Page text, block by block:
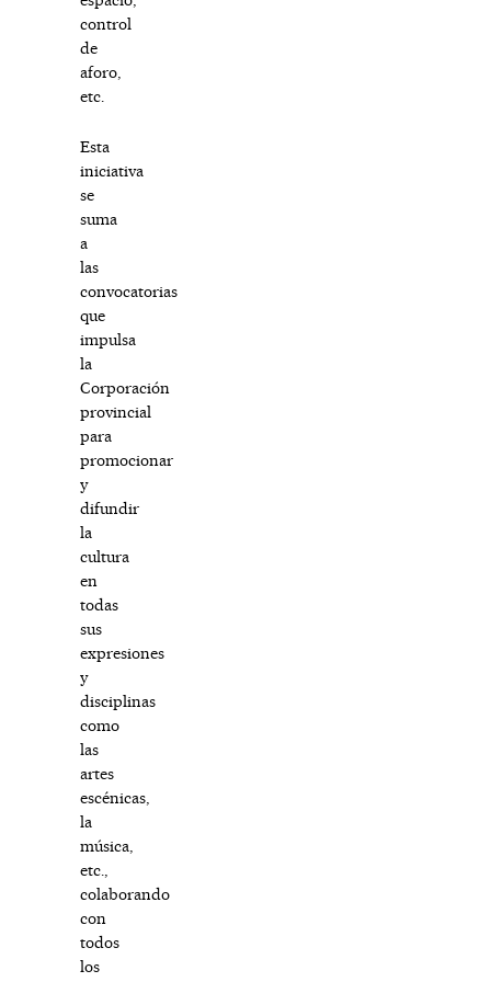
control
de
aforo,
etc.
Esta
iniciativa
se
suma
a
las
convocatorias
que
impulsa
la
Corporación
provincial
para
promocionar
y
difundir
la
cultura
en
todas
sus
expresiones
y
disciplinas
como
las
artes
escénicas,
la
música,
etc.,
colaborando
con
todos
los